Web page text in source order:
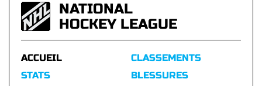
NATIONAL
HOCKEY LEAGUE
ACCUEIL
STATS
CLASSEMENTS
BLESSURES